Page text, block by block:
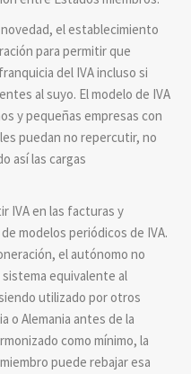
el establecimiento
para permitir que
del IVA incluso si
al suyo. El modelo de IVA
y pequeñas empresas con
puedan no repercutir, no
así las cargas
IVA en las facturas y
modelos periódicos de IVA.
el autónomo no
equivalente al
utilizado por otros
o Alemania antes de la
como mínimo, la
puede rebajar esa